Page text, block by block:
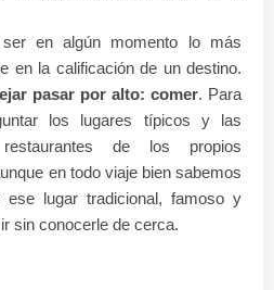
en algún momento lo más
en la calificación de un destino.
pasar por alto: comer. Para
los lugares típicos y las
restaurantes de los propios
en todo viaje bien sabemos
lugar tradicional, famoso y
sin conocerle de cerca.